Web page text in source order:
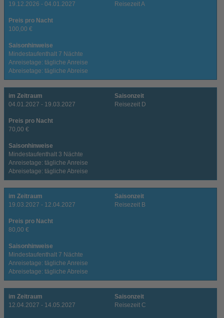
19.12.2026 - 04.01.2027
Reisezeit A
Preis pro Nacht
100,00 €
Saisonhinweise
Mindestaufenthalt 7 Nächte
Anreisetage: tägliche Anreise
Abreisetage: tägliche Abreise
im Zeitraum
04.01.2027 - 19.03.2027
Saisonzeit
Reisezeit D
Preis pro Nacht
70,00 €
Saisonhinweise
Mindestaufenthalt 3 Nächte
Anreisetage: tägliche Anreise
Abreisetage: tägliche Abreise
im Zeitraum
19.03.2027 - 12.04.2027
Saisonzeit
Reisezeit B
Preis pro Nacht
80,00 €
Saisonhinweise
Mindestaufenthalt 7 Nächte
Anreisetage: tägliche Anreise
Abreisetage: tägliche Abreise
im Zeitraum
12.04.2027 - 14.05.2027
Saisonzeit
Reisezeit C